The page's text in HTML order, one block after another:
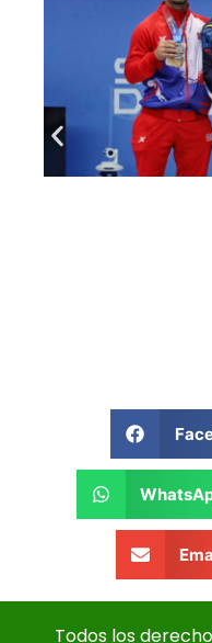
Todos los